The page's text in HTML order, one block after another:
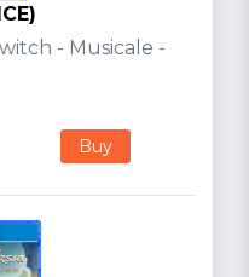
- Musicale -
Buy